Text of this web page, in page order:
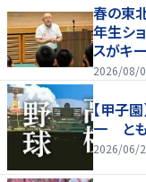
春の東
年生シ
スがキ
2026/08/
【甲子
一 とも
2026/06/